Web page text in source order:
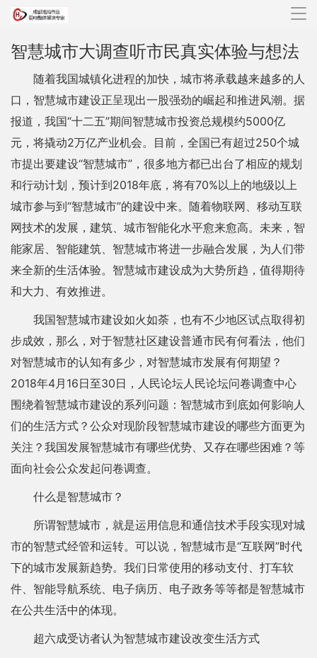
导
智慧城市大调查听市民真实体验与想法
随着我国城镇化进程的加快，城市将承载越来越多的人
口，智慧城市建设正呈现出一股强劲的崛起和推进风潮。据
报道，我国“十二五”期间智慧城市投资总规模约5000亿
元，将撬动2万亿产业机会。目前，全国已有超过250个城
市提出要建设“智慧城市”，很多地方都已出台了相应的规划
和行动计划，预计到2018年底，将有70%以上的地级以上
城市参与到“智慧城市”的建设中来。随着物联网、移动互联
网技术的发展，建筑、城市智能化水平愈来愈高。未来，智
能家居、智能建筑、智慧城市将进一步融合发展，为人们带
来全新的生活体验。智慧城市建设成为大势所趋，值得期待
和大力、有效推进。
我国智慧城市建设如火如荼，也有不少地区试点取得初
步成效，那么，对于智慧社区建设普通市民有何看法，他们
对智慧城市的认知有多少，对智慧城市发展有何期望？
2018年4月16日至30日，人民论坛人民论坛问卷调查中心
围绕着智慧城市建设的系列问题：智慧城市到底如何影响人
们的生活方式？公众对现阶段智慧城市建设的哪些方面更为
关注？我国发展智慧城市有哪些优势、又存在哪些困难？等
面向社会公众发起问卷调查。
什么是智慧城市？
所谓智慧城市，就是运用信息和通信技术手段实现对城
市的智慧式经管和运转。可以说，智慧城市是“互联网”时代
下的城市发展新趋势。我们日常使用的移动支付、打车软
件、智能导航系统、电子病历、电子政务等等都是智慧城市
在公共生活中的体现。
超六成受访者认为智慧城市建设改变生活方式